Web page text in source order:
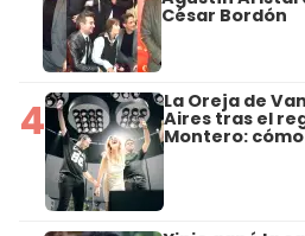
César Bordón
4 La Oreja de
Aires tras el
Montero: